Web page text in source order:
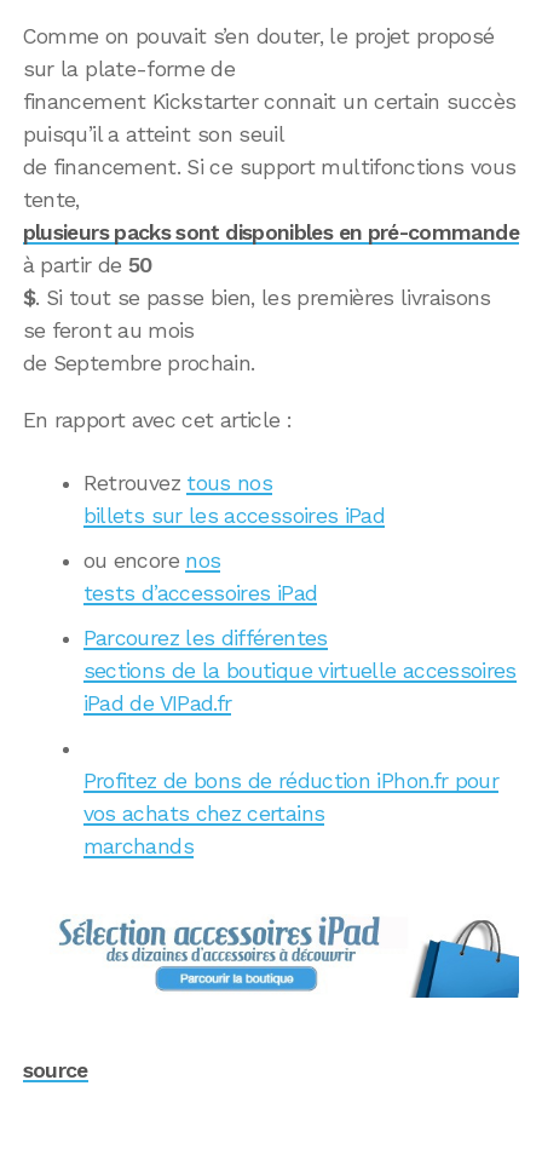
Comme on pouvait s’en douter, le projet proposé
sur la plate-forme de
financement Kickstarter connait un certain succès
puisqu’il a atteint son seuil
de financement. Si ce support multifonctions vous
tente,
plusieurs packs sont disponibles en pré-commande
à partir de 50
$. Si tout se passe bien, les premières livraisons
se feront au mois
de Septembre prochain.
En rapport avec cet article :
Retrouvez tous nos
billets sur les accessoires iPad
ou encore nos
tests d’accessoires iPad
Parcourez les différentes
sections de la boutique virtuelle accessoires
iPad de VIPad.fr
Profitez de bons de réduction iPhon.fr pour
vos achats chez certains
marchands
source